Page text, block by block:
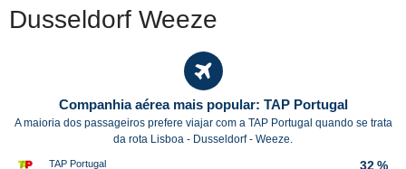
Dusseldorf Weeze
Companhia aérea mais popular: TAP Portugal
A maioria dos passageiros prefere viajar com a TAP Portugal quando se trata
da rota Lisboa - Dusseldorf - Weeze.
TAP Portugal 32 %